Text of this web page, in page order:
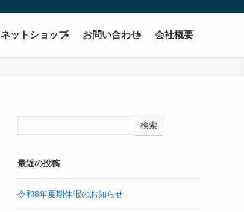
ネットショップ お問い合わせ 会社概要
検索
最近の投稿
令和8年夏期休暇のお知らせ